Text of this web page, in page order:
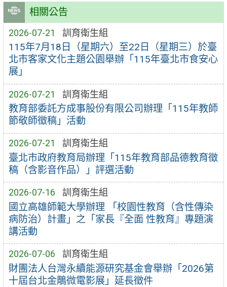
相關公告
2026-07-21 訓育衛生組
115年7月18日（星期六）至22日（星期三）於臺
北市客家文化主題公園舉辦「115年臺北市食安心
展」
2026-07-21 訓育衛生組
教育部委託方成事股份有限公司辦理「115年教師
節敬師徵稿」活動
2026-07-21 訓育衛生組
臺北市政府教育局辦理「115年教育部品德教育徵
稿（含影音作品）」評選活動
2026-07-16 訓育衛生組
國立高雄師範大學辦理 「校園性教育（含性傳染
病防治）計畫」之「家長『全面 性教育』專題演
講活動
2026-07-06 訓育衛生組
財團法人台灣永續能源研究基金會舉辦「2026第
十屆台北金鵰微電影展」延長徵件